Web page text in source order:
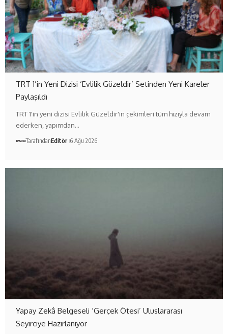
TRT 1’in Yeni Dizisi ‘Evlilik Güzeldir’ Setinden Yeni Kareler
Paylaşıldı
TRT 1'in yeni dizisi Evlilik Güzeldir'in çekimleri tüm hızıyla devam
ederken, yapımdan…
TarafındanEditör 6 Ağu 2026
Yapay Zekâ Belgeseli ‘Gerçek Ötesi’ Uluslararası
Seyirciye Hazırlanıyor